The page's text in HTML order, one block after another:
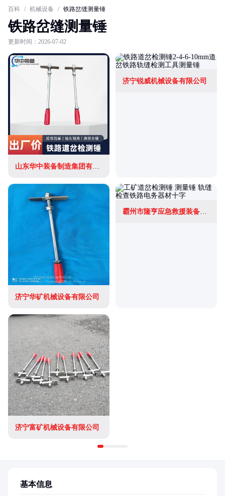
百科 / 机械设备 / 铁路岔缝测量锤
铁路岔缝测量锤
更新时间：2026-07-02
山东华中装备制造集团有限公司
济宁锐威机械设备有限公司
济宁华矿机械设备有限公司
霸州市隆亨应急救援装备有限公司
济宁富矿机械设备有限公司
基本信息